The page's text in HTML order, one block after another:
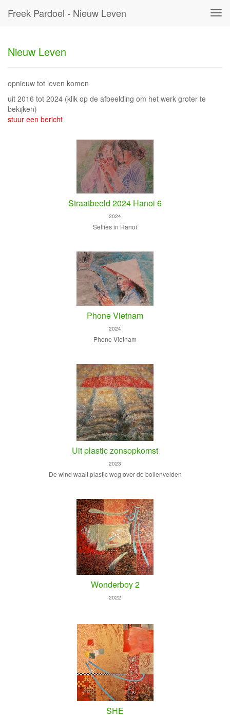
Freek Pardoel - Nieuw Leven
Nieuw Leven
opnieuw tot leven komen
uit 2016 tot 2024 (klik op de afbeelding om het werk groter te
bekijken)
stuur een bericht
Straatbeeld 2024 Hanoi 6
2024
Selfies in Hanoi
Phone Vietnam
2024
Phone Vietnam
Uit plastic zonsopkomst
2023
De wind waait plastic weg over de bollenvelden
Wonderboy 2
2022
SHE